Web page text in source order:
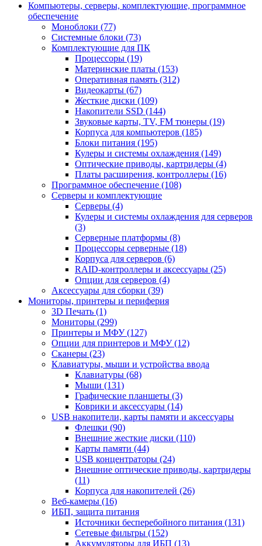
Компьютеры, серверы, комплектующие, программное
обеспечение
Моноблоки (77)
Системные блоки (73)
Комплектующие для ПК
Процессоры (19)
Материнские платы (153)
Оперативная память (312)
Видеокарты (67)
Жесткие диски (109)
Накопители SSD (144)
Звуковые карты, TV, FM тюнеры (19)
Корпуса для компьютеров (185)
Блоки питания (195)
Кулеры и системы охлаждения (149)
Оптические приводы, картридеры (4)
Платы расширения, контроллеры (16)
Программное обеспечение (108)
Серверы и комплектующие
Серверы (4)
Кулеры и системы охлаждения для серверов
(3)
Серверные платформы (8)
Процессоры серверные (18)
Корпуса для серверов (6)
RAID-контроллеры и аксессуары (25)
Опции для серверов (4)
Аксессуары для сборки (39)
Мониторы, принтеры и периферия
3D Печать (1)
Мониторы (299)
Принтеры и МФУ (127)
Опции для принтеров и МФУ (12)
Сканеры (23)
Клавиатуры, мыши и устройства ввода
Клавиатуры (68)
Мыши (131)
Графические планшеты (3)
Коврики и аксессуары (14)
USB накопители, карты памяти и аксессуары
Флешки (90)
Внешние жесткие диски (110)
Карты памяти (44)
USB концентраторы (24)
Внешние оптические приводы, картридеры
(11)
Корпуса для накопителей (26)
Веб-камеры (16)
ИБП, защита питания
Источники бесперебойного питания (131)
Сетевые фильтры (152)
Аккумуляторы для ИБП (13)